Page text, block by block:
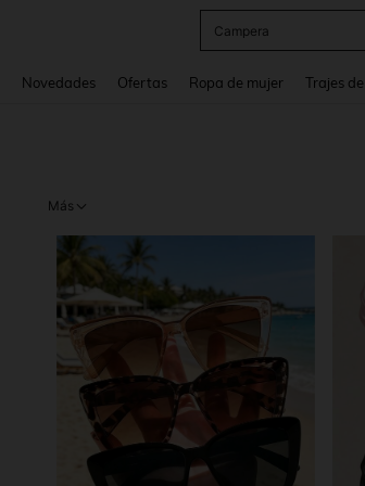
Sweater
Novedades Ofertas Ropa de mujer Trajes
Más